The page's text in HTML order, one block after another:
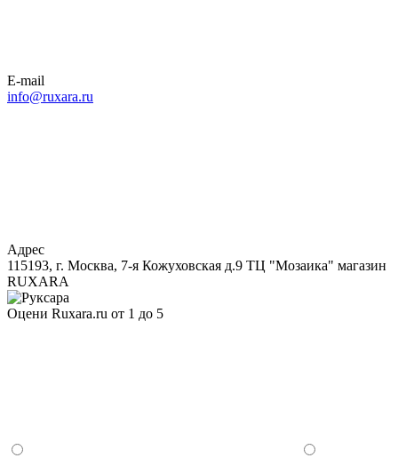
E-mail
info@ruxara.ru
Адрес
115193, г. Москва, 7-я Кожуховская д.9 ТЦ "Мозаика" магазин
RUXARA
Оцени Ruxara.ru от 1 до 5